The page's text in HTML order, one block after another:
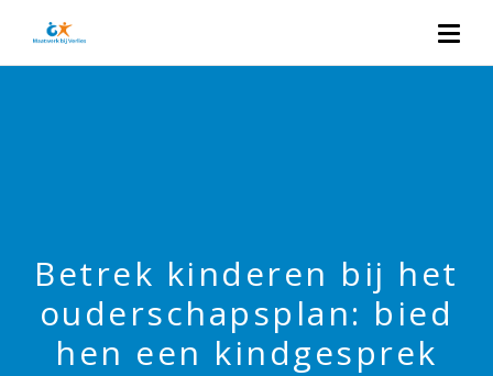
Betrek kinderen bij het
ouderschapsplan: bied
hen een kindgesprek